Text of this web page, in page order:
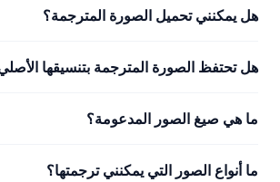
هل يمكنني تحميل الصورة المترجمة؟
هل تحتفظ الصورة المترجمة بتنسيقها
ما هي صيغ الصور المدعومة؟
ما أنواع الصور التي يمكنني ترجمتها؟